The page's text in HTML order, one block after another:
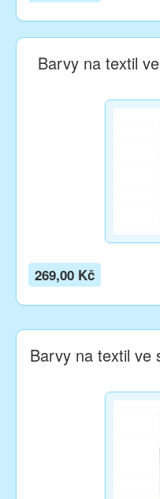
Barvy na textil
269,00 Kč
Barvy na textil ve